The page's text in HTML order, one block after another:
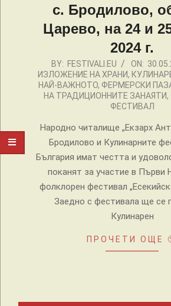
с. Бродилово,
Царево, на 24 и
2024 г.
2024-
05-
30
BY: FESTIVALI.EU ON:
ИЗЛОЖЕНИЕ НА ХРАНИ,
НАЙ-ВАЖНОТО, ФЕРМЕРСКИ
НА ТРАДИЦИОННИТЕ ЗАНАЯТИ,
ФЕСТИВАЛ
Народно читалище „Екзарх
Бродилово и Кулинарните
България имат честта и
поканят за участие в Първи
фолклорен фестивал
Заедно с фестивала ще се
Кулинарен
ПРОЧЕТИ ОЩЕ